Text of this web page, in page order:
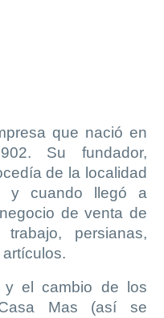
que nació en
Su fundador,
de la localidad
y cuando llegó a
de venta de
persianas,
el cambio de los
Mas (así se